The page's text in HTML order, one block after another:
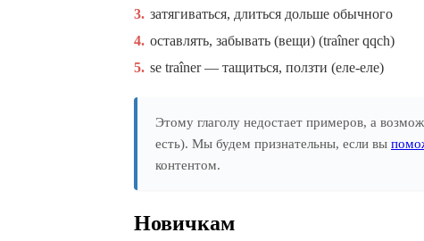
3. затягиваться, длиться дольше обычного
4. оставлять, забывать (вещи) (traîner qqch)
5. se traîner — тащиться, ползти (еле-еле)
Этому глаголу недостает примеров, а
есть). Мы будем признательны, если вы
контентом.
Новичкам